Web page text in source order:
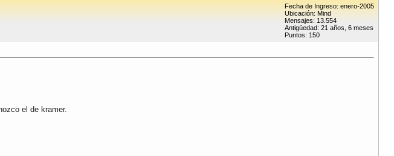
Fecha de Ingreso: enero-2005
Ubicación: Mind
Mensajes: 13.554
Antigüedad: 21 años, 6 meses
Puntos: 150
el de kramer.